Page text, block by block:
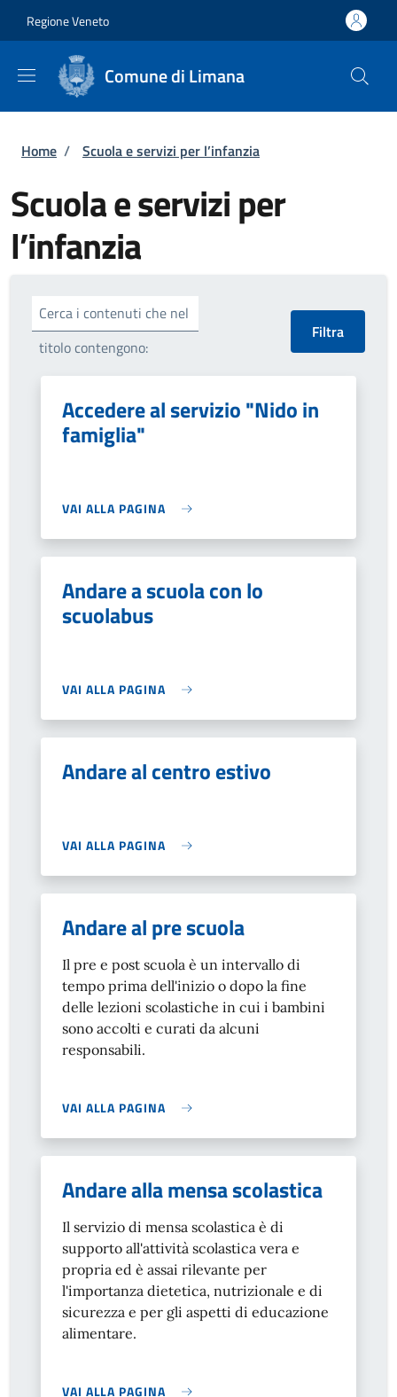
Regione Veneto
Comune di Limana
Briciole di pane
Home / Scuola e servizi per l’infanzia
Scuola e servizi per
l’infanzia
Cerca i contenuti che nel
titolo contengono:
Accedere al servizio "Nido in
famiglia"
VAI ALLA PAGINA
Andare a scuola con lo
scuolabus
VAI ALLA PAGINA
Andare al centro estivo
VAI ALLA PAGINA
Andare al pre scuola
Il pre e post scuola è un intervallo di
tempo prima dell'inizio o dopo la fine
delle lezioni scolastiche in cui i bambini
sono accolti e curati da alcuni
responsabili.
VAI ALLA PAGINA
Andare alla mensa scolastica
Il servizio di mensa scolastica è di
supporto all'attività scolastica vera e
propria ed è assai rilevante per
l'importanza dietetica, nutrizionale e di
sicurezza e per gli aspetti di educazione
alimentare.
VAI ALLA PAGINA